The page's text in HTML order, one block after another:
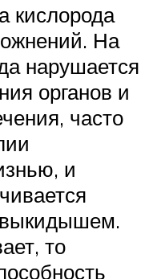
кислорода
На
нарушается
органов и
часто
и
то